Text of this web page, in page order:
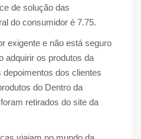
de solução das
do consumidor é 7.75.
exigente e não está seguro
adquirir os produtos da
dos clientes
do Dentro da
retirados do site da